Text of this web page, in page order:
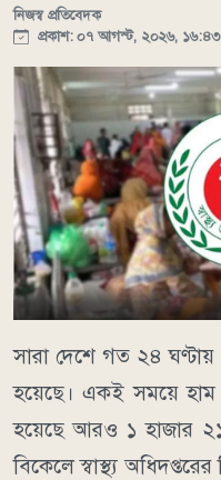
নিজস্ব প্রতিবেদক
প্রকাশ: ০৭ আগস্ট, ২০২৬, ১৬:৪৩
সারা দেশে গত ২৪
হয়েছে। একই সময়ে হাম
হয়েছে আরও ১ হাজার
বিকেলে স্বাস্থ্য